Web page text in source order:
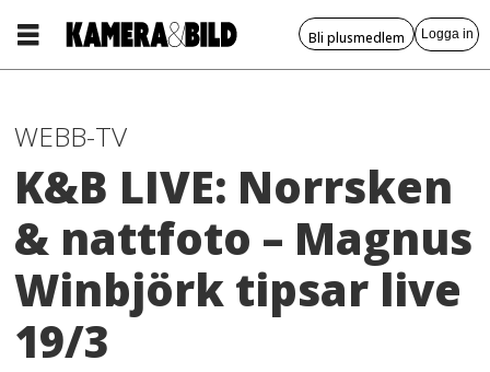
Bli plusmedlem Logga in
WEBB-TV
K&B LIVE: Norrsken
& nattfoto – Magnus
Winbjörk tipsar live
19/3